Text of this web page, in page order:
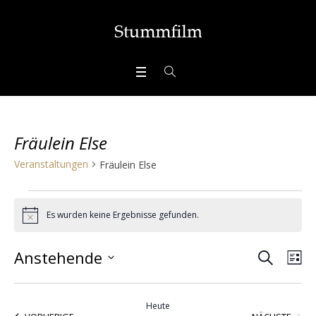
Fräulein Else
Veranstaltungen Fräulein Else
Veranstaltungen
HinweisEs wurden keine Ergebnisse gefunden.
Suche
SUCHE
Anstehende
Heute